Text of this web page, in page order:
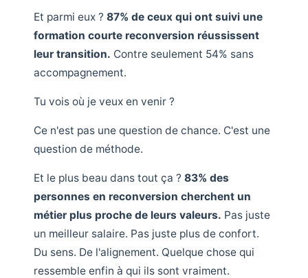
Et parmi eux ? 87% de ceux qui ont suivi une
formation courte reconversion réussissent
leur transition. Contre seulement 54% sans
accompagnement.
Tu vois où je veux en venir ?
Ce n'est pas une question de chance. C'est une
question de méthode.
Et le plus beau dans tout ça ? 83% des
personnes en reconversion cherchent un
métier plus proche de leurs valeurs. Pas juste
un meilleur salaire. Pas juste plus de confort.
Du sens. De l'alignement. Quelque chose qui
ressemble enfin à qui ils sont vraiment.